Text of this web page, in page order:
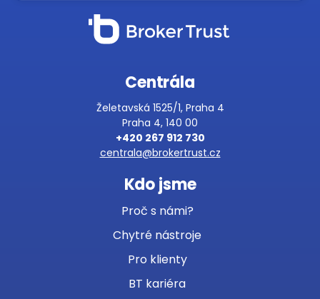
Centrála
Želetavská 1525/1, Praha 4
Praha 4, 140 00
+420 267 912 730
centrala@brokertrust.cz
Kdo jsme
Proč s námi?
Chytré nástroje
Pro klienty
BT kariéra